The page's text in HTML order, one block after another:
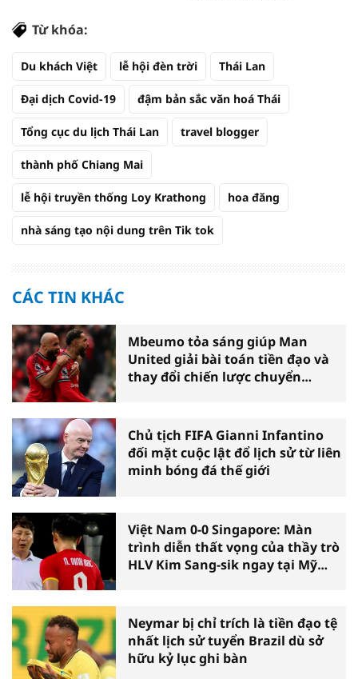
Từ khóa:
Du khách Việt lễ hội đèn trời Thái Lan
Đại dịch Covid-19 đậm bản sắc văn hoá Thái
Tổng cục du lịch Thái Lan travel blogger
thành phố Chiang Mai
lễ hội truyền thống Loy Krathong hoa đăng
nhà sáng tạo nội dung trên Tik tok
CÁC TIN KHÁC
Mbeumo tỏa sáng giúp Man
United giải bài toán tiền đạo và
thay đổi chiến lược chuyển
Chủ tịch FIFA Gianni Infantino
đối mặt cuộc lật đổ lịch sử từ liên
minh bóng đá thế giới
Việt Nam 0-0 Singapore: Màn
trình diễn thất vọng của thầy trò
HLV Kim Sang-sik ngay tại Mỹ
Neymar bị chỉ trích là tiền đạo tệ
nhất lịch sử tuyển Brazil dù sở
hữu kỷ lục ghi bàn